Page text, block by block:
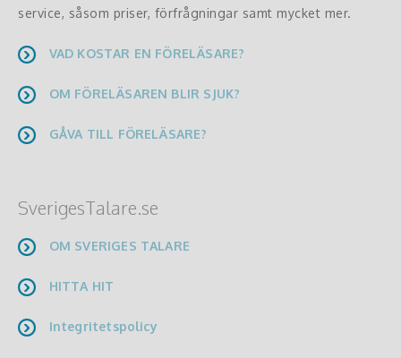
service, såsom priser, förfrågningar samt mycket mer.
VAD KOSTAR EN FÖRELÄSARE?
OM FÖRELÄSAREN BLIR SJUK?
GÅVA TILL FÖRELÄSARE?
SverigesTalare.se
OM SVERIGES TALARE
HITTA HIT
Integritetspolicy